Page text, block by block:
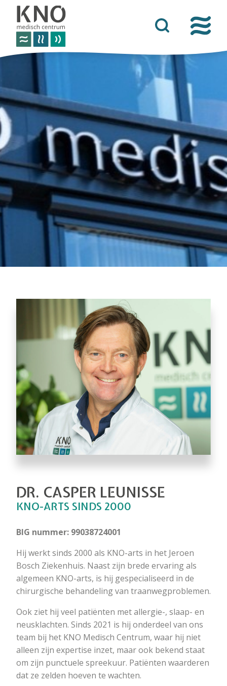
over het knomc
praktische informatie
vacatures
afspraken
contact
DR. CASPER LEUNISSE
KNO-ARTS SINDS 2000
BIG nummer: 99038724001
Hij werkt sinds 2000 als KNO-arts in het Jeroen
Bosch Ziekenhuis. Naast zijn brede ervaring als
algemeen KNO-arts, is hij gespecialiseerd in de
chirurgische behandeling van traanwegproblemen.
Ook ziet hij veel patiënten met allergie-, slaap- en
neusklachten. Sinds 2021 is hij onderdeel van ons
team bij het KNO Medisch Centrum, waar hij niet
alleen zijn expertise inzet, maar ook bekend staat
om zijn punctuele spreekuur. Patiënten waarderen
dat ze zelden hoeven te wachten.